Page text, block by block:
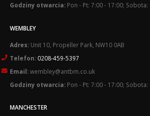
Godziny otwarcia: Pon - Pt: 7:00 - 17:00; Sobota:
WEMBLEY
Adres: Unit 10, Propeller Park, NW10 0AB
Telefon: 0208-459-5397
Email:wembley@antbm.co.uk
Godziny otwarcia: Pon - Pt: 7:00 - 17:00; Sobota:
MANCHESTER